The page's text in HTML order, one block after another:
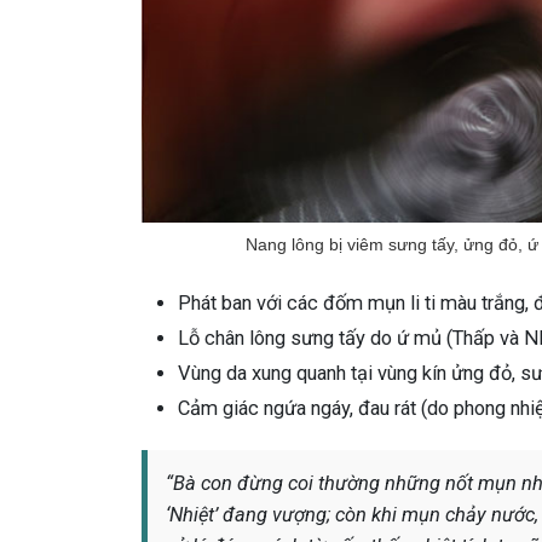
Nang lông bị viêm sưng tấy, ửng đỏ,
Phát ban với các đốm mụn li ti màu trắng,
Lỗ chân lông sưng tấy do ứ mủ (Thấp và
Vùng da xung quanh tại vùng kín ửng đỏ,
Cảm giác ngứa ngáy, đau rát (do phong
“Bà con đừng coi thường những nốt mụn
‘Nhiệt’ đang vượng; còn khi mụn chảy